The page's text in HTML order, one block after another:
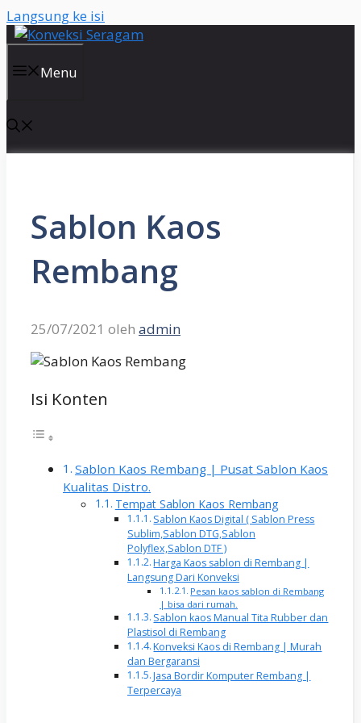
Langsung ke isi
Menu
Sablon Kaos
Rembang
25/07/2021 oleh admin
Isi Konten
Sablon Kaos Rembang | Pusat Sablon Kaos
Kualitas Distro.
Tempat Sablon Kaos Rembang
Sablon Kaos Digital ( Sablon Press
Sublim,Sablon DTG,Sablon
Polyflex,Sablon DTF )
Harga Kaos sablon di Rembang |
Langsung Dari Konveksi
Pesan kaos sablon di Rembang
| bisa dari rumah.
Sablon kaos Manual Tita Rubber dan
Plastisol di Rembang
Konveksi Kaos di Rembang | Murah
dan Bergaransi
Jasa Bordir Komputer Rembang |
Terpercaya